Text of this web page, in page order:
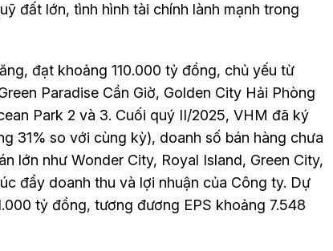
đất lớn, tình hình tài chính lành mạnh trong
đạt khoảng 110.000 tỷ đồng, chủ yếu từ
Paradise Cần Giờ, Golden City Hải Phòng
Park 2 và 3. Cuối quý II/2025, VHM đã ký
31% so với cùng kỳ), doanh số bán hàng chưa
lớn như Wonder City, Royal Island, Green City,
đẩy doanh thu và lợi nhuận của Công ty. Dự
tỷ đồng, tương đương EPS khoảng 7.548